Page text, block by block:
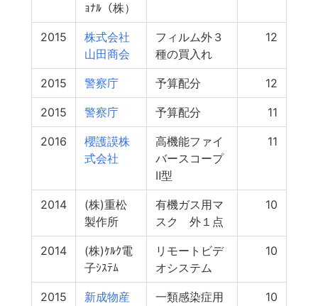
ｮﾅﾙ（株）
2015
株式会社
山田商会
フィルム外３
種の買入れ
12
2015 警察庁 予算配分 12
2015 警察庁 予算配分 11
2016
櫻護謨株
式会社
高機能ファイ
バースコープ
Ⅱ型
11
2014
(株)重松
製作所
有機ガス用マ
スク 外１点
10
2014
(株)ｹﾙｸ電
子ｼｽﾃﾑ
リモートビデ
オシステム
10
2015
新成物産
一類感染症用
10